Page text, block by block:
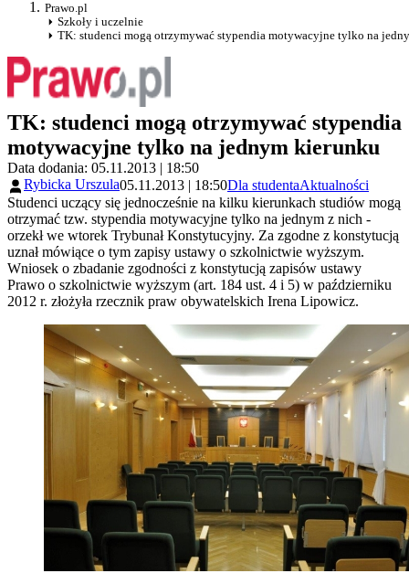
Prawo.pl
Szkoły i uczelnie
TK: studenci mogą otrzymywać stypendia motywacyjne tylko na
TK: studenci mogą otrzymywać stypendia
motywacyjne tylko na jednym kierunku
Data dodania: 05.11.2013 | 18:50
Rybicka Urszula05.11.2013 | 18:50Dla studentaAktualności
Studenci uczący się jednocześnie na kilku kierunkach studiów mogą
otrzymać tzw. stypendia motywacyjne tylko na jednym z nich -
orzekł we wtorek Trybunał Konstytucyjny. Za zgodne z konstytucją
uznał mówiące o tym zapisy ustawy o szkolnictwie wyższym.
Wniosek o zbadanie zgodności z konstytucją zapisów ustawy
Prawo o szkolnictwie wyższym (art. 184 ust. 4 i 5) w październiku
2012 r. złożyła rzecznik praw obywatelskich Irena Lipowicz.